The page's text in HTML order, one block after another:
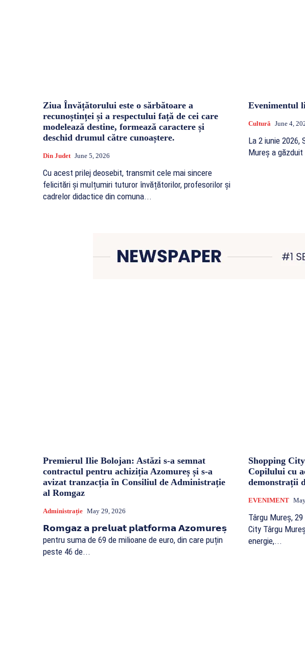
Ziua Învățătorului este o sărbătoare a
recunoștinței și a respectului față de cei care
modelează destine, formează caractere și
deschid drumul către cunoaștere.
Din Judet June 5, 2026
Cu acest prilej deosebit, transmit cele mai sincere
felicitări și mulțumiri tuturor învățătorilor, profesorilor și
cadrelor didactice din comuna...
Evenimentul
Cultură June 4,
La 2 iunie 2026,
Mureș a
Premierul Ilie Bolojan: Astăzi s-a semnat
contractul pentru achiziția Azomureș și s-a
avizat tranzacția în Consiliul de Administrație
al Romgaz
Administrație May 29, 2026
𝗥𝗼𝗺𝗴𝗮𝘇 𝗮 𝗽𝗿𝗲𝗹𝘂𝗮𝘁 𝗽𝗹𝗮𝘁𝗳𝗼𝗿𝗺𝗮 𝗔𝘇𝗼𝗺𝘂𝗿𝗲𝘀̦
pentru suma de 69 de milioane de euro, din care puțin
peste 46 de...
Shopping
Copilului cu
demonstrații
EVENIMENT
Târgu Mureș,
City Târgu
energie,...